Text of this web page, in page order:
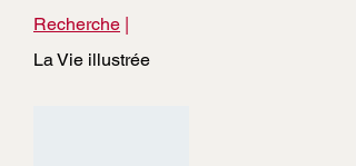
Recherche |
La Vie illustrée